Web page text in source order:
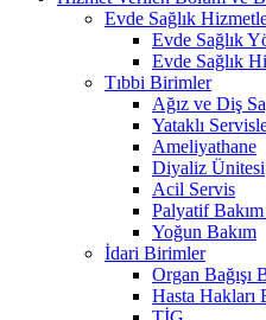
Evde Sağlık
Evde Sağlık
Evde Sağlık
Tıbbi Birimler
Ağız ve Diş
Yataklı
Ameliyathane
Diyaliz Ünitesi
Acil Servis
Palyatif
Yoğun Bakım
İdari Birimler
Organ Bağışı
Hasta Hakları